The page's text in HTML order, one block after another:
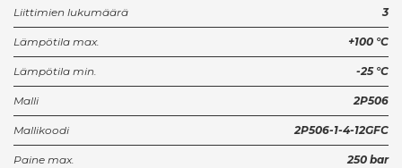
Liittimien lukumäärä 3
Lämpötila max. +100 °C
Lämpötila min. -25 °C
Malli 2P506
Mallikoodi 2P506-1-4-12GFC
Paine max. 250 bar